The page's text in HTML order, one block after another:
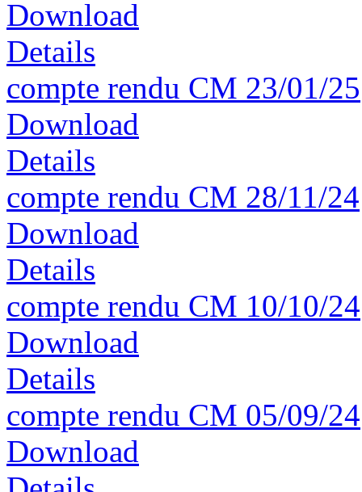
Download
Details
compte rendu CM 23/01/25
Download
Details
compte rendu CM 28/11/24
Download
Details
compte rendu CM 10/10/24
Download
Details
compte rendu CM 05/09/24
Download